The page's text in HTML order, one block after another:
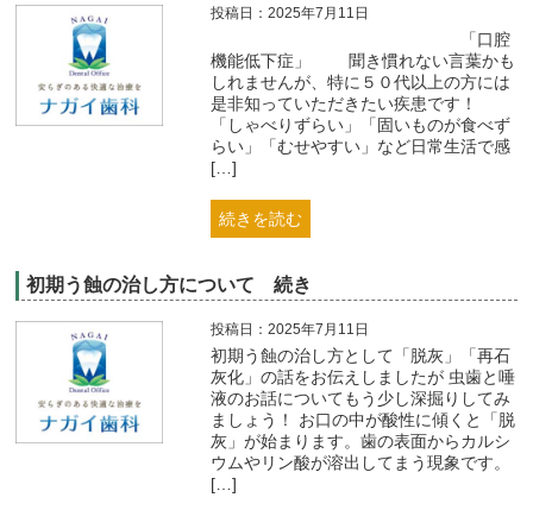
投稿日：2025年7月11日
「口腔
機能低下症」 聞き慣れない言葉かも
しれませんが、特に５０代以上の方には
是非知っていただきたい疾患です！
「しゃべりずらい」「固いものが食べず
らい」「むせやすい」など日常生活で感
[…]
続きを読む
初期う蝕の治し方について 続き
投稿日：2025年7月11日
初期う蝕の治し方として「脱灰」「再石
灰化」の話をお伝えしましたが 虫歯と唾
液のお話についてもう少し深掘りしてみ
ましょう！ お口の中が酸性に傾くと「脱
灰」が始まります。歯の表面からカルシ
ウムやリン酸が溶出してまう現象です。
[…]